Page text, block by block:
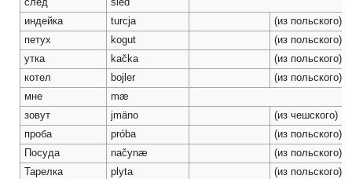
след
sled
индейка
turcja
(из польского)
петух
kogut
(из польского)
утка
kačka
(из польского)
котел
bojler
(из польского)
мне
mæ
зовут
jmäno
(из чешского)
проба
próba
(из польского)
Посуда
načynæ
(из польского)
Тарелка
plyta
(из польского)